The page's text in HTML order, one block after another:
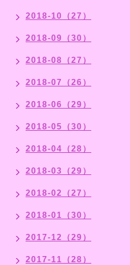
2018-10（27）
2018-09（30）
2018-08（27）
2018-07（26）
2018-06（29）
2018-05（30）
2018-04（28）
2018-03（29）
2018-02（27）
2018-01（30）
2017-12（29）
2017-11（28）